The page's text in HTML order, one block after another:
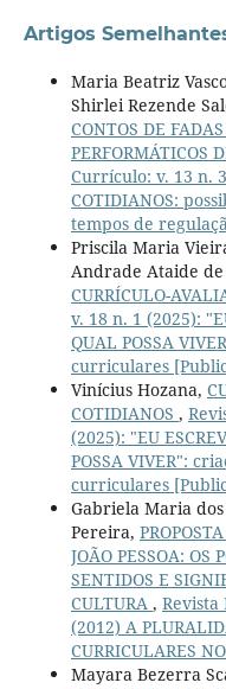
Artigos
Maria Beatriz
Shirlei Rezende
CONTOS DE
PERFORMÁTICOS
Currículo: v. 13 n. 3
COTIDIANOS:
tempos de
Priscila Maria
Andrade Ataide
CURRÍCULO-
v. 18 n. 1 (2025):
QUAL POSSA
curriculares
Vinícius Hozana,
COTIDIANOS ,
(2025): "EU
POSSA VIVER":
curriculares
Gabriela Maria
Pereira,
JOÃO PESSOA: OS
SENTIDOS E
CULTURA , Revista
(2012) A
CURRICULARES
Mayara Bezerra